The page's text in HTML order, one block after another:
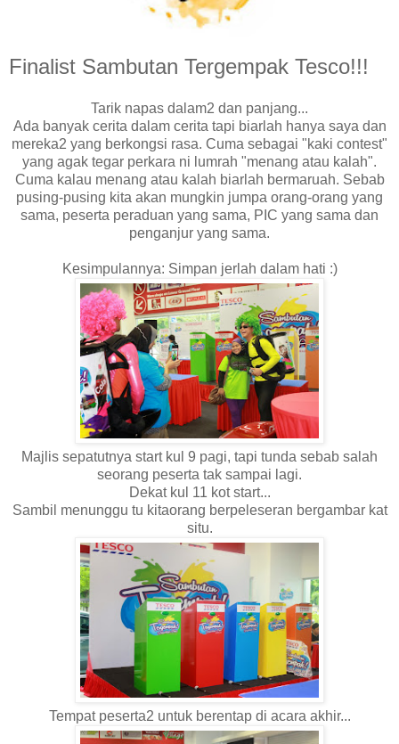
Finalist Sambutan Tergempak Tesco!!!
Tarik napas dalam2 dan panjang...
Ada banyak cerita dalam cerita tapi biarlah hanya saya dan
mereka2 yang berkongsi rasa. Cuma sebagai "kaki contest"
yang agak tegar perkara ni lumrah "menang atau kalah".
Cuma kalau menang atau kalah biarlah bermaruah. Sebab
pusing-pusing kita akan mungkin jumpa orang-orang yang
sama, peserta peraduan yang sama, PIC yang sama dan
penganjur yang sama.
Kesimpulannya: Simpan jerlah dalam hati :)
Majlis sepatutnya start kul 9 pagi, tapi tunda sebab salah
seorang peserta tak sampai lagi.
Dekat kul 11 kot start...
Sambil menunggu tu kitaorang berpeleseran bergambar kat
situ.
Tempat peserta2 untuk berentap di acara akhir...